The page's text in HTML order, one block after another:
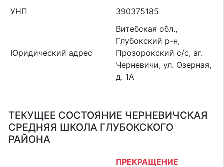
УНП
390375185
Юридический адрес
Витебская обл.,
Глубокский р-н,
Прозорокский с/с, аг.
Черневичи, ул. Озерная,
д. 1А
ТЕКУЩЕЕ СОСТОЯНИЕ ЧЕРНЕВИЧСКАЯ
СРЕДНЯЯ ШКОЛА ГЛУБОКСКОГО
РАЙОНА
ПРЕКРАЩЕНИЕ